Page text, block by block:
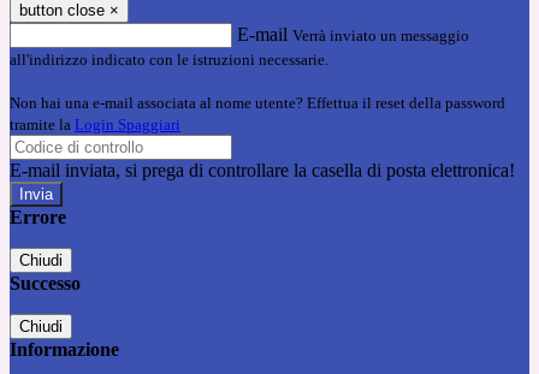
button close ×
E-mail Verrà inviato un messaggio
all'indirizzo indicato con le istruzioni necessarie.
Non hai una e-mail associata al nome utente? Effettua il reset della password
tramite la Login Spaggiari
E-mail inviata, si prega di controllare la casella di posta elettronica!
Errore
Chiudi
Successo
Chiudi
Informazione